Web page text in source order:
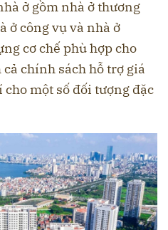
ở gồm nhà ở thương
ở công vụ và nhà ở
cơ chế phù hợp cho
chính sách hỗ trợ giá
một số đối tượng đặc